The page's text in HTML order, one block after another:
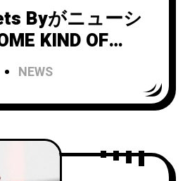
Byがニューシ
KIND OF
SPLIT LIP」を
NEWS